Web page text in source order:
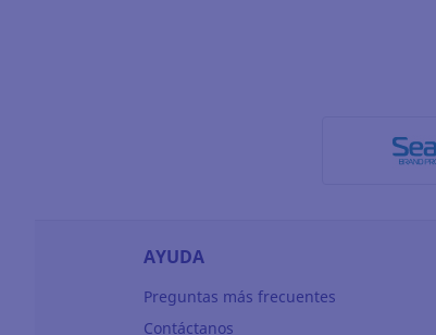
AYUDA
Preguntas más frecuentes
Contáctanos